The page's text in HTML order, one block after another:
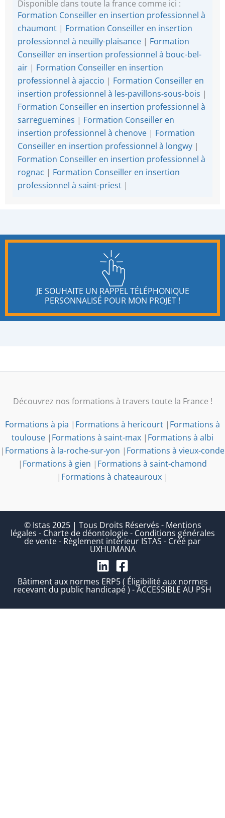
Disponible dans toute la france comme ici :
Formation Conseiller en insertion professionnel à
chaumont | Formation Conseiller en insertion
professionnel à neuilly-plaisance | Formation
Conseiller en insertion professionnel à bouc-bel-
air | Formation Conseiller en insertion
professionnel à ajaccio | Formation Conseiller en
insertion professionnel à les-pavillons-sous-bois |
Formation Conseiller en insertion professionnel à
sarreguemines | Formation Conseiller en
insertion professionnel à chenove | Formation
Conseiller en insertion professionnel à longwy |
Formation Conseiller en insertion professionnel à
rognac | Formation Conseiller en insertion
professionnel à saint-priest |
JE SOUHAITE UN RAPPEL TÉLÉPHONIQUE
PERSONNALISÉ POUR MON PROJET !
Découvrez nos formations à travers toute la France !
Formations à pia | Formations à hericourt | Formations à
toulouse | Formations à saint-max | Formations à albi
| Formations à la-roche-sur-yon | Formations à vieux-conde
| Formations à gien | Formations à saint-chamond
| Formations à chateauroux |
© Istas 2025 | Tous Droits Réservés - Mentions
légales - Charte de déontologie- Conditions générales
de vente- Règlement intérieur ISTAS - Créé par
UXHUMANA
Bâtiment aux normes ERP5 ( Éligibilité aux normes
recevant du public handicapé ) - ACCESSIBLE AU PSH